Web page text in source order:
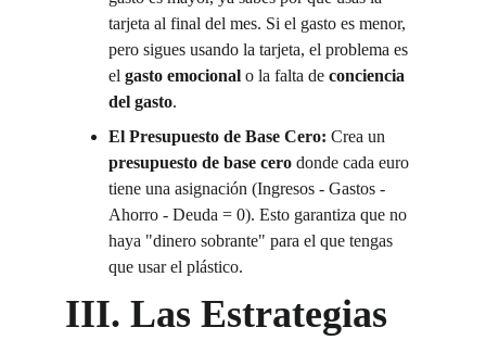
tarjeta al final del mes. Si el gasto es menor,
pero sigues usando la tarjeta, el problema es
el gasto emocional o la falta de conciencia
del gasto.
El Presupuesto de Base Cero: Crea un
presupuesto de base cero donde cada euro
tiene una asignación (Ingresos - Gastos -
Ahorro - Deuda = 0). Esto garantiza que no
haya "dinero sobrante" para el que tengas
que usar el plástico.
III. Las Estrategias